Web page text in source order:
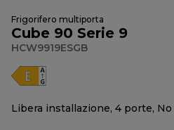
Frigorifero multiporta
Cube 90 Serie 9
HCW9919ESGB
Libera installazione, 4 porte, No